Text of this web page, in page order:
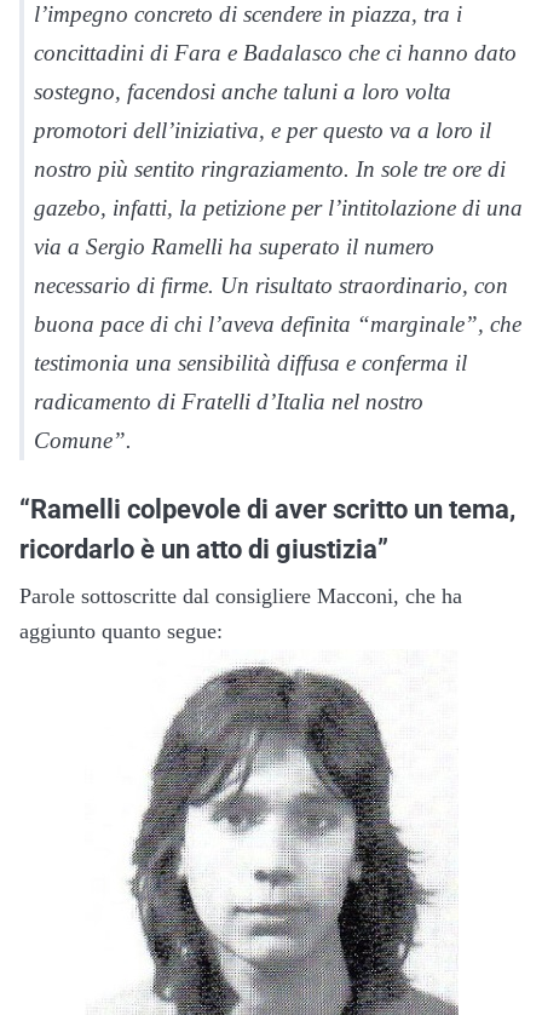
l’impegno concreto di scendere in piazza, tra i
concittadini di Fara e Badalasco che ci hanno dato
sostegno, facendosi anche taluni a loro volta
promotori dell’iniziativa, e per questo va a loro il
nostro più sentito ringraziamento. In sole tre ore di
gazebo, infatti, la petizione per l’intitolazione di una
via a Sergio Ramelli ha superato il numero
necessario di firme. Un risultato straordinario, con
buona pace di chi l’aveva definita “marginale”, che
testimonia una sensibilità diffusa e conferma il
radicamento di Fratelli d’Italia nel nostro
Comune”.
“Ramelli colpevole di aver scritto un tema,
ricordarlo è un atto di giustizia”
Parole sottoscritte dal consigliere Macconi, che ha
aggiunto quanto segue: